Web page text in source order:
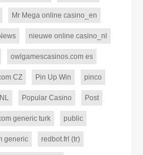
Mr Mega online casino_en
nieuwe online casino_nl
owlgamescasinos.com es
CZ Pin Up Win pinco
Popular Casino Post
generic turk public
generic redbot.frl (tr)